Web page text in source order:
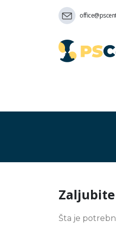
Zaljubite
Šta je